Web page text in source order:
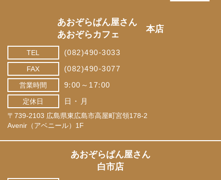
あおぞらぱん屋さん
本店
あおぞらカフェ
TEL (082)490-3033
FAX (082)490-3077
営業時間 9:00～17:00
定休日 日・月
〒739-2103 広島県東広島市高屋町宮領178-2
Avenir（アベニール）1F
あおぞらぱん屋さん
白市店